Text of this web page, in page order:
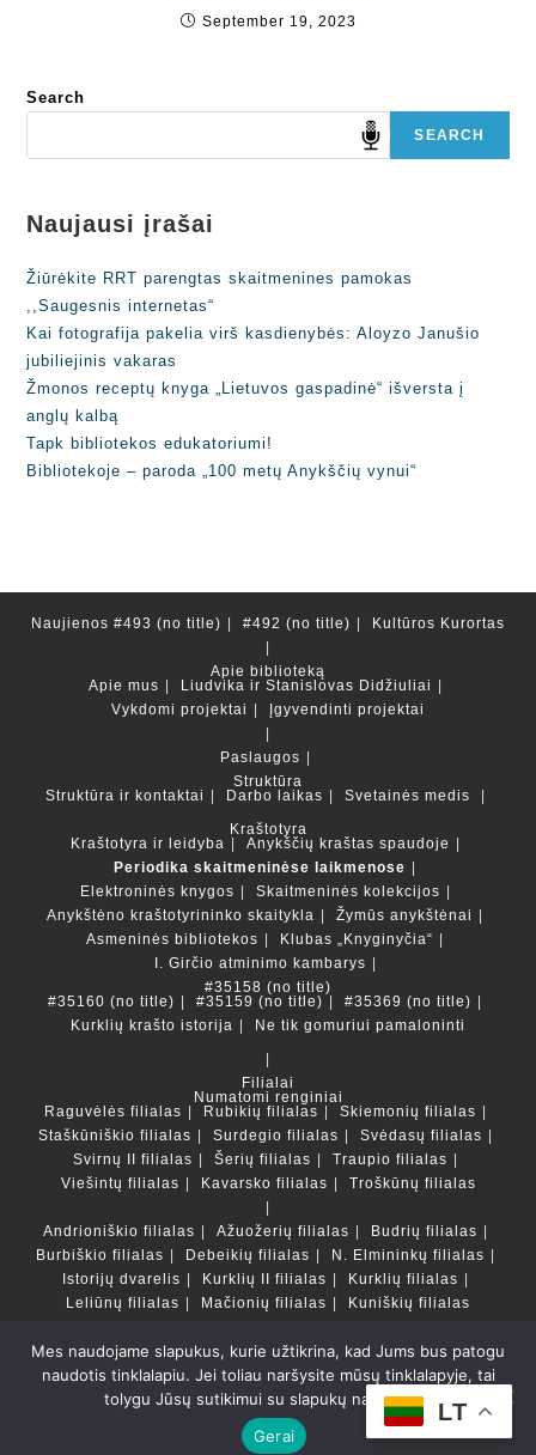
September 19, 2023
Search
SEARCH
Naujausi įrašai
Žiūrėkite RRT parengtas skaitmenines pamokas
,,Saugesnis internetas“
Kai fotografija pakelia virš kasdienybės: Aloyzo Janušio
jubiliejinis vakaras
Žmonos receptų knyga „Lietuvos gaspadinė“ išversta į
anglų kalbą
Tapk bibliotekos edukatoriumi!
Bibliotekoje – paroda „100 metų Anykščių vynui“
Naujienos #493 (no title) #492 (no title) Kultūros Kurortas
Apie biblioteką
Apie mus
Liudvika ir Stanislovas Didžiuliai
Vykdomi projektai
Įgyvendinti projektai
Paslaugos
Struktūra
Struktūra ir kontaktai
Darbo laikas
Svetainės medis
Kraštotyra
Kraštotyra ir leidyba
Anykščių kraštas spaudoje
Periodika skaitmeninėse laikmenose
Elektroninės knygos
Skaitmeninės kolekcijos
Anykštėno kraštotyrininko skaitykla
Žymūs anykštėnai
Asmeninės bibliotekos
Klubas „Knyginyčia“
I. Girčio atminimo kambarys
#35158 (no title)
#35160 (no title)
#35159 (no title)
#35369 (no title)
Kurklių krašto istorija
Ne tik gomuriui pamaloninti
Filialai
Numatomi renginiai
Raguvėlės filialas
Rubikių filialas
Skiemonių filialas
Staškūniškio filialas
Surdegio filialas
Svėdasų filialas
Svirnų II filialas
Šerių filialas
Traupio filialas
Viešintų filialas
Kavarsko filialas Troškūnų filialas
Andrioniškio filialas Ažuožerių filialas
Budrių filialas
Burbiškio filialas
Debeikių filialas
N. Elmininkų filialas
Istorijų dvarelis
Kurklių II filialas
Kurklių filialas
Leliūnų filialas
Mačionių filialas Kuniškių filialas
Duomenų bazės ir katalogai
LT
Copyright © Anykščių rajono savivaldybės Liudvikos ir
Stanislovo Didžiulių viešoji biblioteka 2022 Powered by
Getspace
LT
Mes naudojame slapukus, kurie užtikrina, kad Jums bus patogu
naudotis tinklalapiu. Jei toliau naršysite mūsų tinklalapyje, tai
tolygu Jūsų sutikimui su slapukų naudojimu.
Gerai